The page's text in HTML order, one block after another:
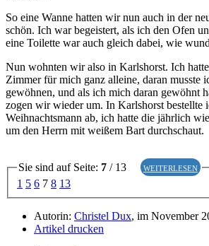
So eine Wanne hatten wir nun auch in der
schön. Ich war begeistert, als ich den Ofen
eine Toilette war auch gleich dabei, wie
Nun wohnten wir also in Karlshorst. Ich
Zimmer für mich ganz alleine, daran musste
gewöhnen, und als ich mich daran gewöhnt
zogen wir wieder um. In Karlshorst bestellte
Weihnachtsmann ab, ich hatte die jährlich
um den Herrn mit weißem Bart durchschaut.
Sie sind auf Seite: 7 / 13
weiterlesen
1 5 6 7 8 13
Autorin: Christel Dux, im November
Artikel drucken